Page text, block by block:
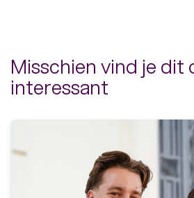
Misschien vind je dit
interessant